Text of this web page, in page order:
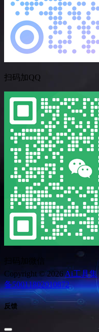
扫码加QQ
扫码加微信
Copyright © 2026Ai工具集
备50011802010872
反馈